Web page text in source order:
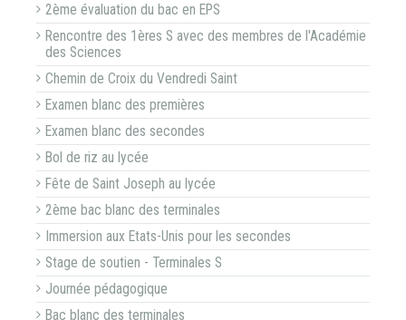
2ème évaluation du bac en EPS
Rencontre des 1ères S avec des membres de l'Académie
des Sciences
Chemin de Croix du Vendredi Saint
Examen blanc des premières
Examen blanc des secondes
Bol de riz au lycée
Fête de Saint Joseph au lycée
2ème bac blanc des terminales
Immersion aux Etats-Unis pour les secondes
Stage de soutien - Terminales S
Journée pédagogique
Bac blanc des terminales